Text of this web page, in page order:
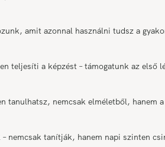
amit azonnal használni tudsz a
teljesíti a képzést – támogatunk az első
tanulhatsz, nemcsak elméletből, hanem
nemcsak tanítják, hanem napi szinten